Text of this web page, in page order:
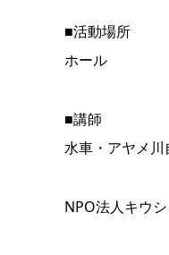
■活動場所
ホール
■講師
水車・アヤメ
NPO法人キウ